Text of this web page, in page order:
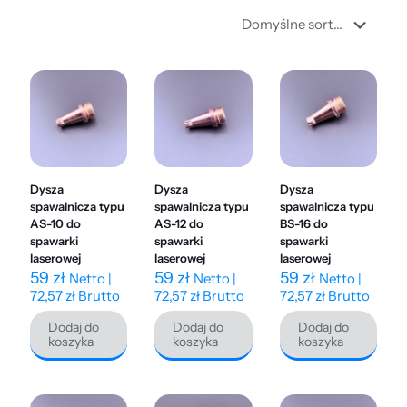
Dysza
spawalnicza typu
AS-10 do
spawarki
laserowej
59 zł Netto |
72,57zł Brutto
Dodaj do
koszyka
Dysza
spawalnicza typu
AS-12 do
spawarki
laserowej
59 zł Netto |
72,57zł Brutto
Dodaj do
koszyka
Dysza
spawalnicza typu
BS-16 do
spawarki
laserowej
59 zł Netto |
72,57złBrutto
Dodaj do
koszyka